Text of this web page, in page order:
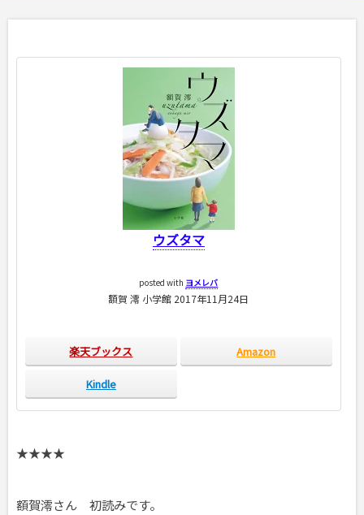
ウズタマ
posted with ヨメレバ
額賀 澪 小学館 2017年11月24日
楽天ブックス Amazon
Kindle
★★★★
額賀澪さん 初読みです。